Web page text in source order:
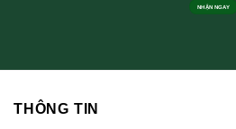
THÔNG TIN